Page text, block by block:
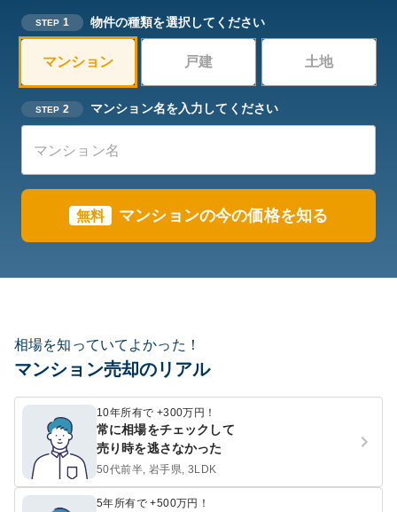
STEP 1 物件の種類を選択してください
マンション 戸建 土地
STEP 2 マンション名を入力してください
無料 マンションの今の価格を知る
相場を知っていてよかった！
マンション売却のリアル
10年所有で +300万円！
常に相場をチェックして
売り時を逃さなかった
50代前半, 岩手県, 3LDK
5年所有で +500万円！